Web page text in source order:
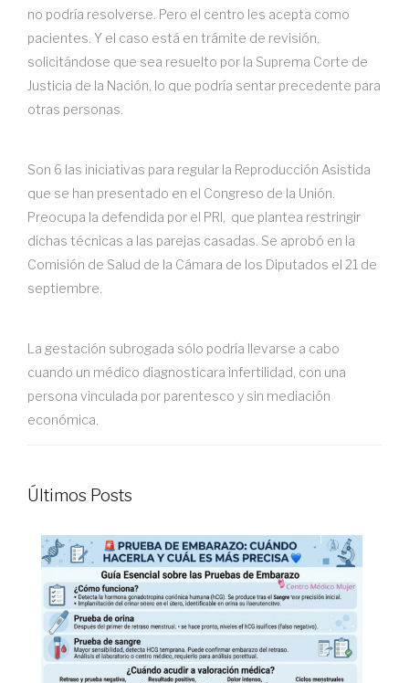
no podría resolverse. Pero el centro les acepta como
pacientes. Y el caso está en trámite de revisión,
solicitándose que sea resuelto por la Suprema Corte de
Justicia de la Nación, lo que podría sentar precedente para
otras personas.
Son 6 las iniciativas para regular la Reproducción Asistida
que se han presentado en el Congreso de la Unión.
Preocupa la defendida por el PRI, que plantea restringir
dichas técnicas a las parejas casadas. Se aprobó en la
Comisión de Salud de la Cámara de los Diputados el 21 de
septiembre.
La gestación subrogada sólo podría llevarse a cabo
cuando un médico diagnosticara infertilidad, con una
persona vinculada por parentesco y sin mediación
económica.
Últimos Posts